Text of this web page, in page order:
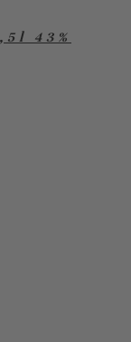
43%